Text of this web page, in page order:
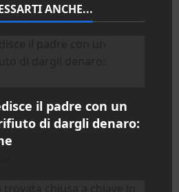
ANCHE...
il padre con un
di dargli denaro: